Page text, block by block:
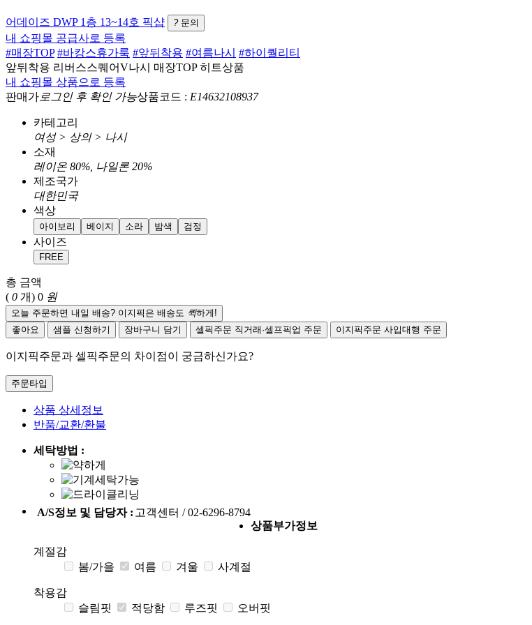
어데이즈 DWP 1층 13~14호 픽샵 ? 문의
내 쇼핑몰 공급사로 등록
#매장TOP #바캉스휴가룩 #앞뒤착용 #여름나시 #하이퀄리티
앞뒤착용 리버스스퀘어V나시 매장TOP 히트상품
내 쇼핑몰 상품으로 등록
판매가 로그인 후 확인 가능상품코드 : E14632108937
카테고리
여성 > 상의 > 나시
소재
레이온 80%, 나일론 20%
제조국가
대한민국
색상
아이보리 베이지 소라 밤색 검정
사이즈
FREE
총 금액
( 0 개) 0 원
오늘 주문하면 내일 배송? 이지픽은 배송도 퀵하게!
좋아요
샘플 신청하기 장바구니 담기 셀픽주문 직거래·셀프픽업 주문 이지픽주문 사입대행 주문
이지픽주문과 셀픽주문의 차이점이 궁금하신가요?
주문타입
상품 상세정보
반품/교환/환불
세탁방법 :
A/S정보 및 담당자 : 고객센터 / 02-6296-8794
상품부가정보
계절감
봄/가을
여름 겨울 사계절
착용감
슬림핏
적당함 루즈핏 오버핏